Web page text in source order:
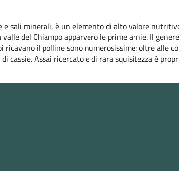
e sali minerali, è un elemento di alto valore
del Chiampo apparvero le prime arnie. Il
ricavano il polline sono numerosissime: oltre
cassie. Assai ricercato e di rara squisitezza è